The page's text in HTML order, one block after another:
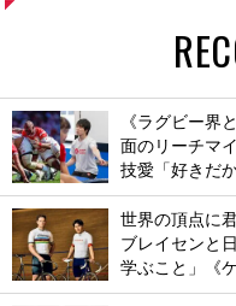
《ラグビー界
面のリーチマ
技愛「好きだ
世界の頂点に
ブレイセンと
学ぶこと」《